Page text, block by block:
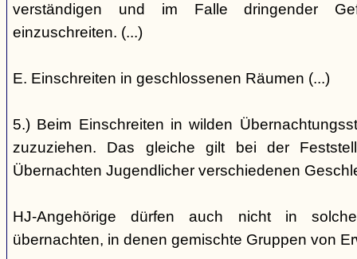
verständigen und im Falle dringender
einzuschreiten. (...)
E. Einschreiten in geschlossenen Räumen (...)
5.) Beim Einschreiten in wilden
zuzuziehen. Das gleiche gilt bei der
Übernachten Jugendlicher verschiedenen
HJ-Angehörige dürfen auch nicht in
übernachten, in denen gemischte Gruppen von